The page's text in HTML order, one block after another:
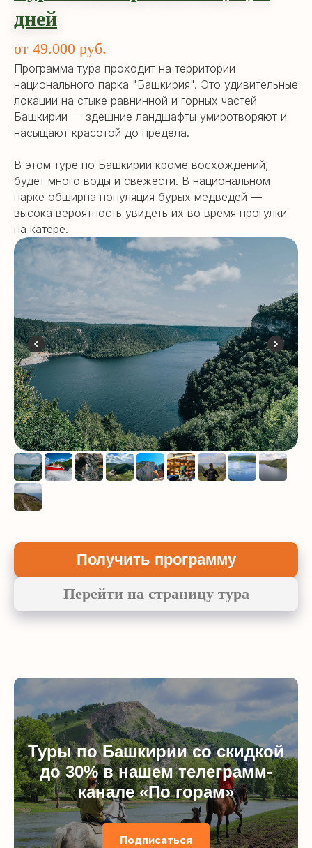
дней
от 49.000 руб.
Программа тура проходит на территории
национального парка "Башкирия". Это удивительные
локации на стыке равнинной и горных частей
Башкирии — здешние ландшафты умиротворяют и
насыщают красотой до предела.
В этом туре по Башкирии кроме восхождений,
будет много воды и свежести. В национальном
парке обширна популяция бурых медведей —
высока вероятность увидеть их во время прогулки
на катере.
Получить программу
Перейти на страницу тура
Туры по Башкирии со скидкой
до 30% в нашем телеграмм-
канале «По горам»
Подписаться